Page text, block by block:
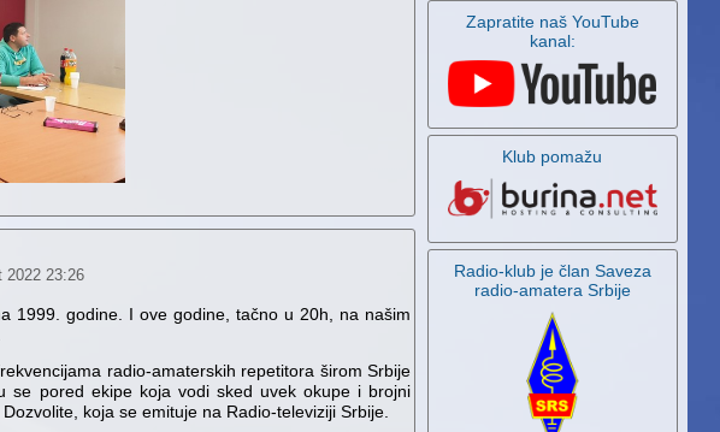
2022 23:26
1999. godine. I ove godine, tačno u 20h, na našim
radio-amaterskih repetitora širom Srbije
se pored ekipe koja vodi sked uvek okupe i brojni
koja se emituje na Radio-televiziji Srbije.
Zapratite naš YouTube
kanal:
Klub pomažu
Radio-klub je član Saveza
radio-amatera Srbije